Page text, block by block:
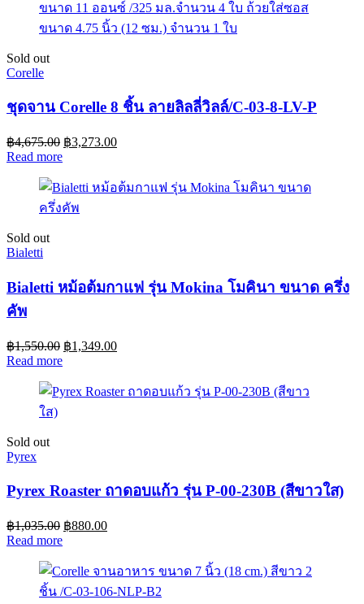
Sold out
Corelle
ชุดจาน Corelle 8 ชิ้น ลายลิลลี่วิลล์/C-03-8-LV-P
฿4,675.00 ฿3,273.00
Read more
Sold out
Bialetti
Bialetti หม้อต้มกาแฟ รุ่น Mokina โมคินา ขนาด ครึ่ง
คัพ
฿1,550.00 ฿1,349.00
Read more
Sold out
Pyrex
Pyrex Roaster ถาดอบแก้ว รุ่น P-00-230B (สีขาวใส)
฿1,035.00 ฿880.00
Read more